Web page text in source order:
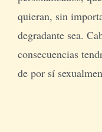
quieran, sin
degradante sea.
consecuencias
de por sí